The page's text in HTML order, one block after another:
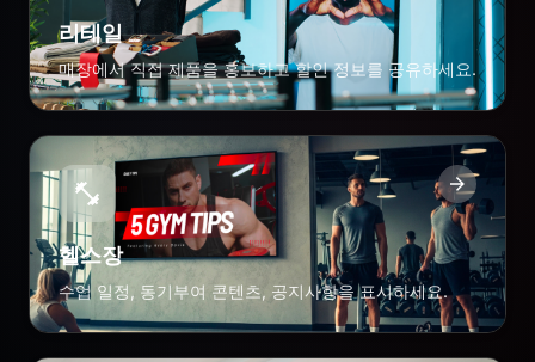
리테일
매장에서 직접 제품을 홍보하고 할인 정보를 공유하세요.
헬스장
수업 일정, 동기부여 콘텐츠, 공지사항을 표시하세요.